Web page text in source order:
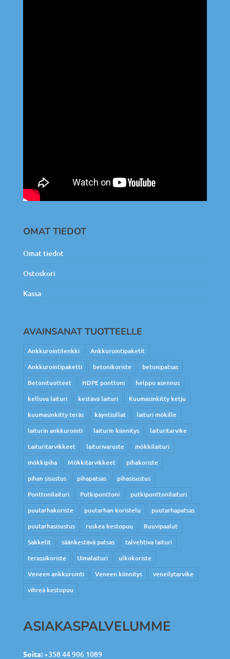
OMAT TIEDOT
Omat tiedot
Ostoskori
Kassa
AVAINSANAT TUOTTEELLE
Ankkurointilenkki
Ankkurointipaketit
Ankkurointipaketti
betonikoriste
betonipatsas
Betonituotteet
HDPE ponttoni
helppo asennus
kelluva laituri
kestävä laituri
Kuumasinkitty ketju
kuumasinkitty teräs
käyntisillat
laituri mökille
laiturin ankkurointi
laiturin kiinnitys
laituritarvike
Laituritarvikkeet
laiturivaruste
mökkilaituri
mökkipiha
Mökkitarvikkeet
pihakoriste
pihan sisustus
pihapatsas
pihasisustus
Ponttonilaituri
Putkiponttoni
putkiponttonilaituri
puutarhakoriste
puutarhan koristelu
puutarhapatsas
puutarhasisustus
ruskea kestopuu
Ruuvipaalut
Sakkelit
säänkestävä patsas
talvehtiva laituri
terassikoriste
Uimalaituri
ulkokoriste
Veneen ankkurointi
Veneen kiinnitys
veneilytarvike
vihreä kestopuu
ASIAKASPALVELUMME
Soita:+358 44 906 1089